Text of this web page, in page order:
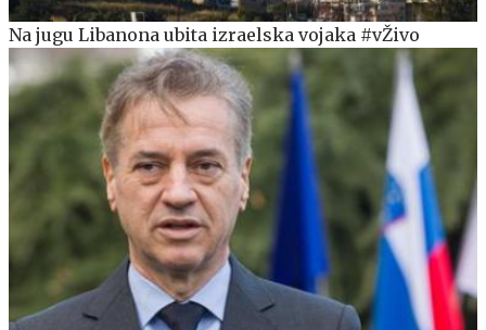
Na jugu Libanona ubita izraelska vojaka #vŽivo